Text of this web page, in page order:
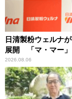
日清製粉ウェルナ
展開 「マ・マー」
2026.08.06